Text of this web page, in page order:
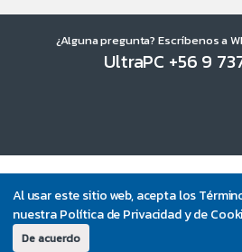
Al usar este sitio web, acepta los
nuestra Política de Privacidad y de
De acuerdo
¿Alguna pregunta? Escríbenos a
UltraPC +56 9